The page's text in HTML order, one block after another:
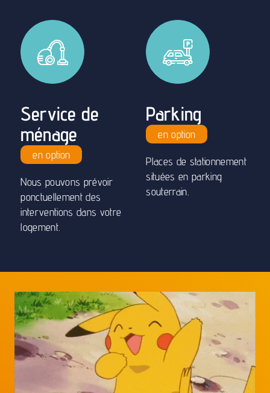
Service de
ménage
en option
Nous pouvons prévoir
ponctuellement des
interventions dans votre
logement.
Parking
en option
situées en parking
souterrain.